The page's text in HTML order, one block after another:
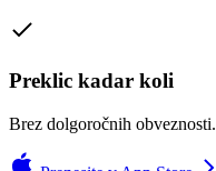
Preklic kadar koli
Brez dolgoročnih obveznosti.